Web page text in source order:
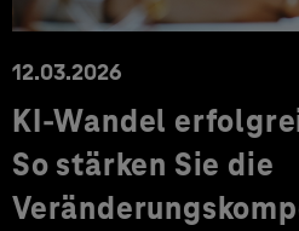
12.03.2026
KI-Wandel
So stärken Sie die